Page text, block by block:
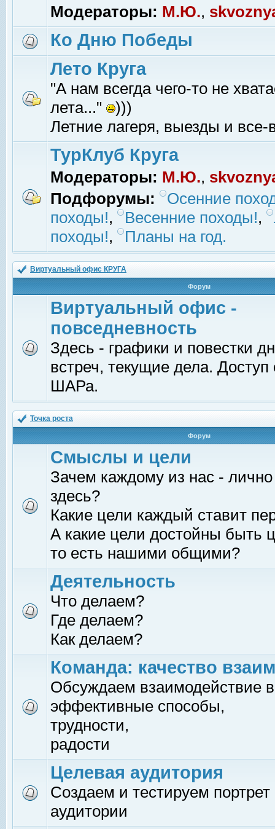
Модераторы: М.Ю.,
Ко Дню Победы
Лето Круга
"А нам всегда чего-то не
лета..."
)))
Летние лагеря, выезды и все-
ТурКлуб Круга
Модераторы: М.Ю.,
Подфорумы:
Осенние
походы!, Весенние походы!,
походы!, Планы на год.
Виртуальный офис КРУГА
Форум
Виртуальный офис -
повседневность
Здесь - графики и повестки
встреч, текущие дела.
ШАРа.
Точка роста
Форум
Смыслы и цели
Зачем каждому из нас -
здесь?
Какие цели каждый ставит
А какие цели достойны быть
то есть нашими общими?
Деятельность
Что делаем?
Где делаем?
Как делаем?
Команда: качество
Обсуждаем взаимодействие
эффективные способы,
трудности,
радости
Целевая аудитория
Создаем и тестируем
аудитории